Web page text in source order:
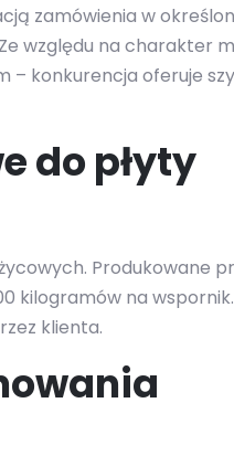
zamówienia w
względu na charakter
– konkurencja oferuje
do płyty
Produkowane
kilogramów na
klienta.